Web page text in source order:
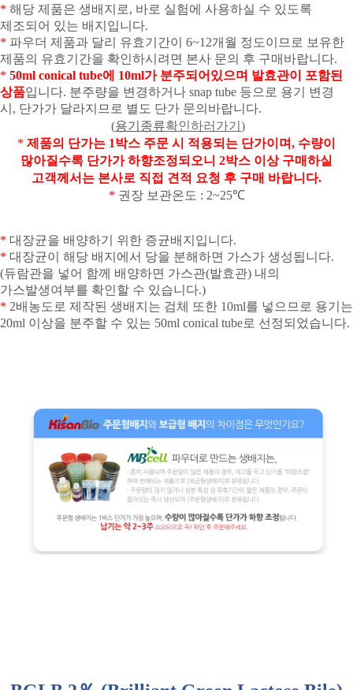
* 해당 제품은 생배지로, 바로 실험에 사용하실 수 있도록
제조되어 있는 배지입니다.
* 파우더 제품과 달리 유효기간이 6~12개월 정도이므로 보유한
제품의 유효기간을 확인하시려면 본사 문의 후 구매바랍니다.
* 50ml conical tube에 10ml가 분주되어있으며 발효관이 포함된
상품입니다. 분주량을 변경하거나 snap tube 등으로 용기 변경
시 , 단가가 달라지므로 별도 단가 문의바랍니다.
(용기종류확인하러가기 )
* 제품의 단가는 1박스 주문 시 적용되는 단가이며, 수량이
많아질수록 단가가 하향조정되오니 2박스 이상 구매하실
고객께서는 본사로 직접 견적 요청 후 구매 바랍니다.
* 권장 보관온도 : 2~25℃
* 대장균을 배양하기 위한 증균배지입니다.
* 대장균이 해당 배지에서 당을 분해하면 가스가 생성됩니다.
(듀람관을 넣어 함께 배양하면 가스관(발효관) 내의
가스발생여부를 확인할 수 있습니다.)
* 2배농도로 제작된 생배지는 검체 또한 10ml를 넣으므로 용기는
20ml 이상을 분주할 수 있는 50ml conical tube로 선정되었습니다.